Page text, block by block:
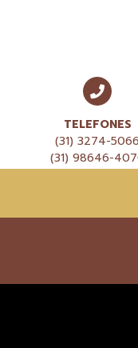
TELEFONES
(31) 3274-5066
(31) 98646-